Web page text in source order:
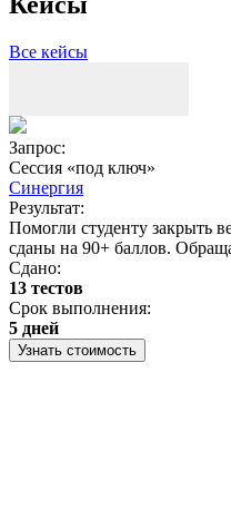
Все кейсы
Запрос:
Сессия «под ключ»
Синергия
Результат:
Помогли студенту закрыть
сданы на 90+ баллов.
Сдано:
13 тестов
Срок выполнения:
5 дней
Узнать стоимость